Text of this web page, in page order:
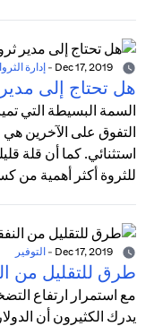
-إدارة
هل تحتاج إلى
السمة البسيطة التي
التفوق على الآخرين
استثنائي. كما أن قلة
للثروة أكثر أهمية من
- التوفير
طرق للتقليل من
مع استمرار ارتفاع
يدرك الكثيرون أن